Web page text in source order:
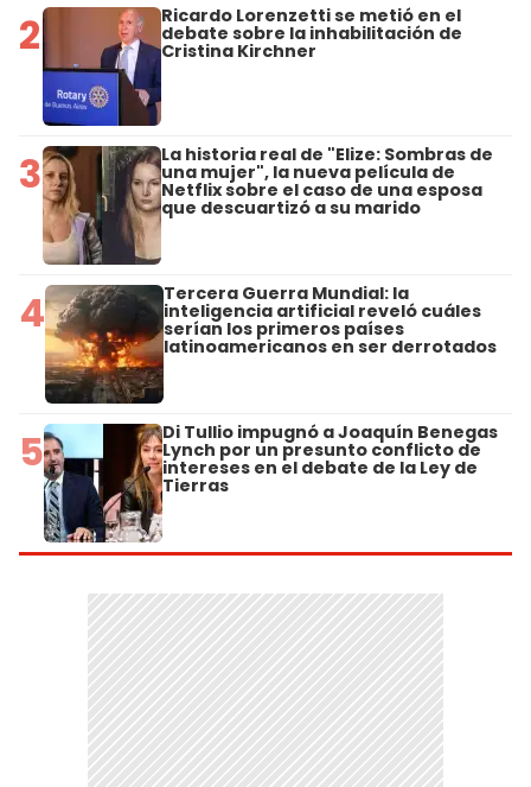
2 Ricardo Lorenzetti se metió en el
debate sobre la inhabilitación de
Cristina Kirchner
3 La historia real de "Elize: Sombras de
una mujer", la nueva película de
Netflix sobre el caso de una esposa
que descuartizó a su marido
4 Tercera Guerra Mundial: la
inteligencia artificial reveló cuáles
serían los primeros países
latinoamericanos en ser derrotados
5 Di Tullio impugnó a Joaquín Benegas
Lynch por un presunto conflicto de
intereses en el debate de la Ley de
Tierras